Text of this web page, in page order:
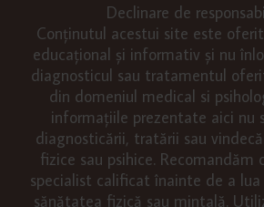
Declinare de
Conținutul acestui site este
educațional și informativ și nu
diagnosticul sau tratamentul
din domeniul medical si
informațiile prezentate aici nu
diagnosticării, tratării sau
fizice sau psihice. Recomandăm
specialist calificat înainte de a
sănătatea fizică sau mintală.